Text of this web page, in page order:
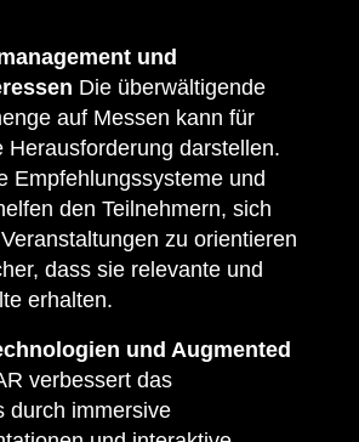
und
Die überwältigende
auf Messen kann für
Herausforderung darstellen.
Empfehlungssysteme und
den Teilnehmern, sich
zu orientieren
dass sie relevante und
erhalten.
und Augmented
verbessert das
durch immersive